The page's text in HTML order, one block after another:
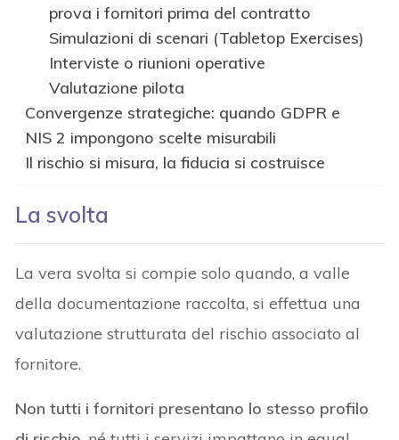
prova i fornitori prima del contratto
Simulazioni di scenari (Tabletop Exercises)
Interviste o riunioni operative
Valutazione pilota
Convergenze strategiche: quando GDPR e
NIS 2 impongono scelte misurabili
Il rischio si misura, la fiducia si costruisce
La svolta
La vera svolta si compie solo quando, a valle
della documentazione raccolta, si effettua una
valutazione strutturata del rischio associato al
fornitore.
Non tutti i fornitori presentano lo stesso profilo